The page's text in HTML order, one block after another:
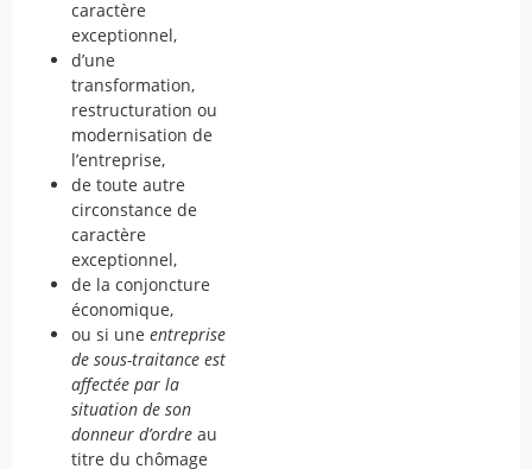
caractère
exceptionnel,
d’une
transformation,
restructuration ou
modernisation de
l’entreprise,
de toute autre
circonstance de
caractère
exceptionnel,
de la conjoncture
économique,
ou si une entreprise
de sous-traitance est
affectée par la
situation de son
donneur d’ordre au
titre du chômage